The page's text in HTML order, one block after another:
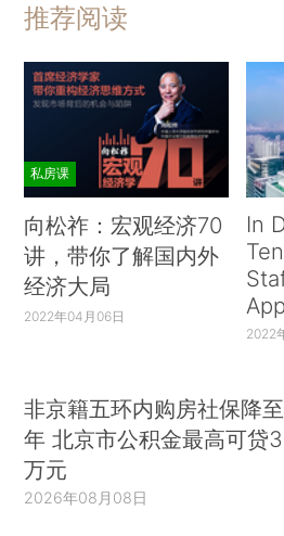
推荐阅读
私房课
向松祚：宏观经济70
讲，带你了解国内外
经济大局
2022年04月06日
In
2022
非京籍五环内购房社保降
年 北京市公积金最高可贷
万元
2026年08月08日